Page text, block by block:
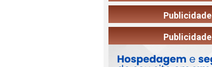
Publicidade
Publicidade